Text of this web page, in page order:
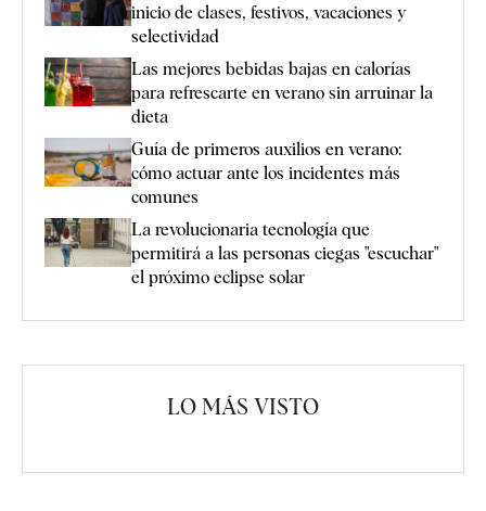
inicio de clases, festivos, vacaciones y
selectividad
Las mejores bebidas bajas en calorías
para refrescarte en verano sin arruinar la
dieta
Guía de primeros auxilios en verano:
cómo actuar ante los incidentes más
comunes
La revolucionaria tecnología que
permitirá a las personas ciegas "escuchar"
el próximo eclipse solar
LO MÁS VISTO